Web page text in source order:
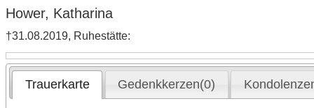
Hower, Katharina
†31.08.2019, Ruhestätte:
Trauerkarte Gedenkkerzen(0)